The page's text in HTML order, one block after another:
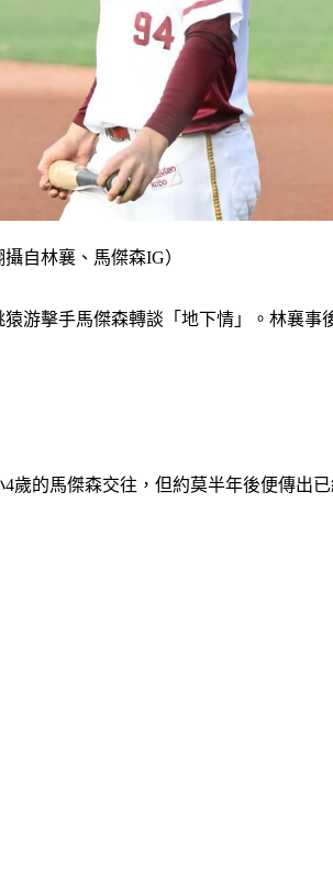
自林襄、馬傑森IG）
游擊手馬傑森轉談「地下情」。林襄
歲的馬傑森交往，但約莫半年後便傳